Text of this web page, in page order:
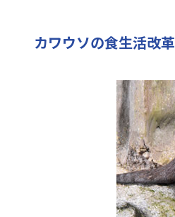
カワウソの食生活改革